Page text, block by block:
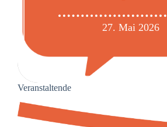
27. Mai 2026
Veranstaltende